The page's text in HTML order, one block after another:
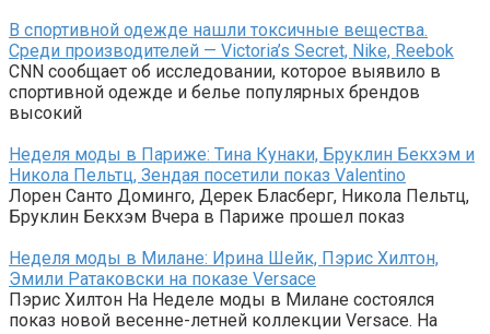
В спортивной одежде нашли токсичные вещества.
Среди производителей — Victoria’s Secret, Nike, Reebok
CNN сообщает об исследовании, которое выявило в
спортивной одежде и белье популярных брендов
высокий
Неделя моды в Париже: Тина Кунаки, Бруклин Бекхэм и
Никола Пельтц, Зендая посетили показ Valentino
Лорен Санто Доминго, Дерек Бласберг, Никола Пельтц,
Бруклин Бекхэм Вчера в Париже прошел показ
Неделя моды в Милане: Ирина Шейк, Пэрис Хилтон,
Эмили Ратаковски на показе Versace
Пэрис Хилтон На Неделе моды в Милане состоялся
показ новой весенне-летней коллекции Versace. На